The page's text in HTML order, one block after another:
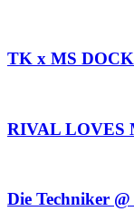
TK x MS
RIVAL LOVES
Die Techniker